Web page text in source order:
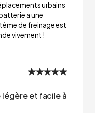
urbains
a une
de freinage est
vivement !
et facile à